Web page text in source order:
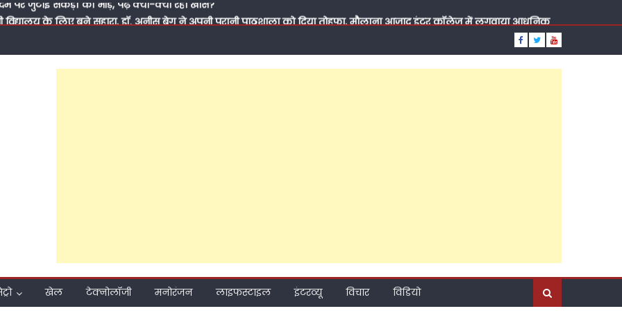
के लिए बने सहारा, डॉ. अनीस बेग ने अपनी पुरानी पाठशाला को दिया तोहफा, मौलाना आज़ाद इंटर कॉलेज में लगवाया आधुनिक
थी जिंदगी की पहली सीख, आज कुछ लौटाने का मौका मिला’
के ‘पितामह’ के सम्मान में नेताओं का जमावड़ा, 71 साल के हुए सपा के राष्ट्रीय सचिव वीरपाल सिंह यादव, सुबह पूर्व ब्लॉक प्रमुख चंद्रसेन
तक: क्या 2027 की जीत के लिए अखिलेश यादव बदल रहे हैं समाजवादी पार्टी की राजनीति?, ब्राह्मण सम्मेलन के जरिए नया संदेश,
खेल टेक्नोलॉजी मनोरंजन लाइफस्टाइल इंटरव्यू विचार विडियो